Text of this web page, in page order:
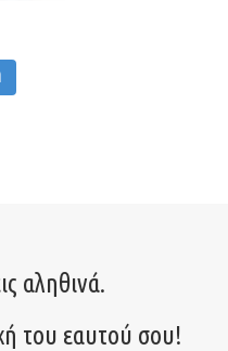
αληθινά.
του εαυτού σου!